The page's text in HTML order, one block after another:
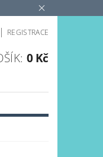
| REGISTRACE
0 Kč